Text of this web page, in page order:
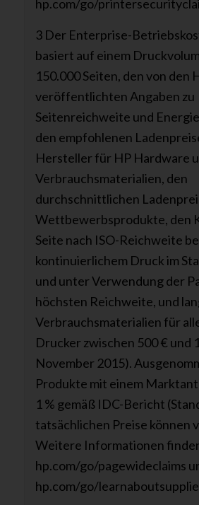
hp.com/go/
3 Der Enterprise-
basiert auf einem
150.000 Seiten, den von den
veröffentlichten Angaben zu
Seitenreichweite und
den empfohlenen
Hersteller für HP Hardware
Verbrauchsmaterialien, den
durchschnittlichen
Wettbewerbsprodukte, den
Seite nach ISO-Reichweite
kontinuierlichem Druck im
und unter Verwendung der
höchsten Reichweite, und
Verbrauchsmaterialien für
Drucker zwischen 500 € und
November 2015).
Produkte mit einem
1 % gemäß IDC-Bericht
tatsächlichen Preise können
Weitere Informationen
hp.com/go/pagewideclaims
hp.com/go/